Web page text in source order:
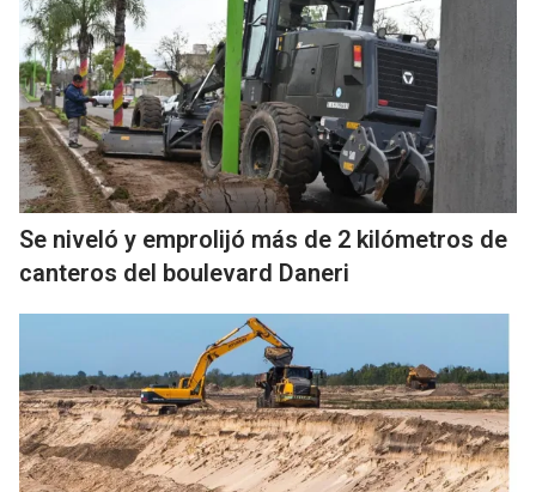
Se niveló y emprolijó más de 2 kilómetros de
canteros del boulevard Daneri